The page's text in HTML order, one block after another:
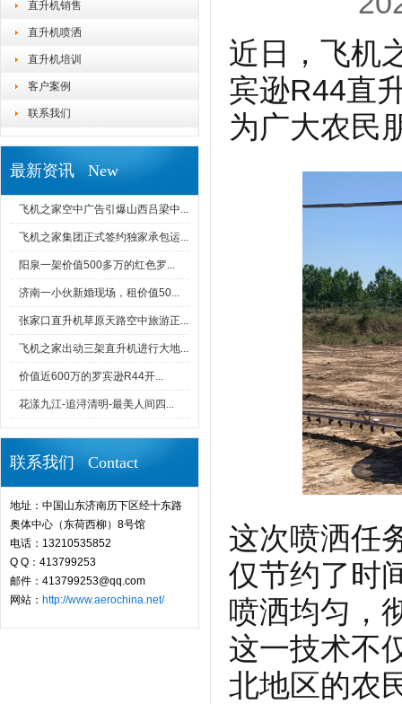
直升机销售
直升机喷洒
直升机培训
客户案例
联系我们
最新资讯 New
飞机之家空中广告引爆山西吕梁中...
飞机之家集团正式签约独家承包运...
阳泉一架价值500多万的红色罗...
济南一小伙新婚现场，租价值50...
张家口直升机草原天路空中旅游正...
飞机之家出动三架直升机进行大地...
价值近600万的罗宾逊R44开...
花漾九江-追浔清明-最美人间四...
联系我们 Contact
地址：中国山东济南历下区经十东路
奥体中心（东荷西柳）8号馆
电话：13210535852
Q Q：413799253
邮件：413799253@qq.com
网站： http://www.aerochina.net/
近日，飞机
宾逊R44直
为广大农民
这次喷洒任
仅节约了时
喷洒均匀，
这一技术不
北地区的农